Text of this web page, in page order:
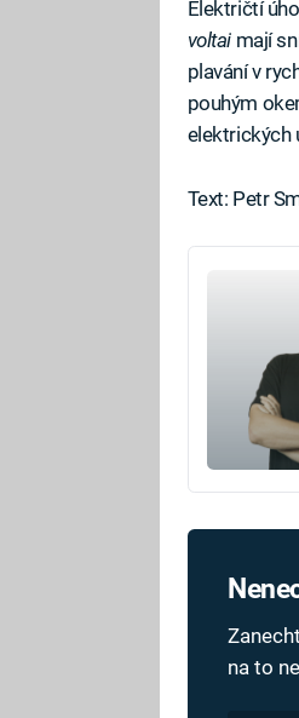
Električtí
voltai mají
plavání v
pouhým
elektrických
Text: Petr
na to